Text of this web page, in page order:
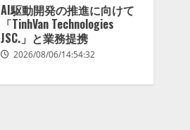
AI駆動開発の推進に向けて
「TinhVan Technologies
JSC.」と業務提携
2026/08/06/14:54:32